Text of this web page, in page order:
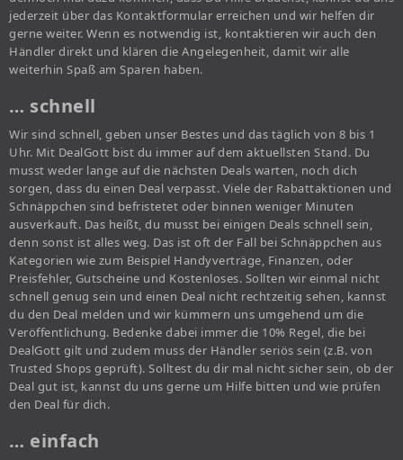
jederzeit über das Kontaktformular erreichen und wir helfen dir
gerne weiter. Wenn es notwendig ist, kontaktieren wir auch den
Händler direkt und klären die Angelegenheit, damit wir alle
weiterhin Spaß am Sparen haben.
… schnell
Wir sind schnell, geben unser Bestes und das täglich von 8 bis 1
Uhr. Mit DealGott bist du immer auf dem aktuellsten Stand. Du
musst weder lange auf die nächsten Deals warten, noch dich
sorgen, dass du einen Deal verpasst. Viele der Rabattaktionen und
Schnäppchen sind befristetet oder binnen weniger Minuten
ausverkauft. Das heißt, du musst bei einigen Deals schnell sein,
denn sonst ist alles weg. Das ist oft der Fall bei Schnäppchen aus
Kategorien wie zum Beispiel Handyverträge, Finanzen, oder
Preisfehler, Gutscheine und Kostenloses. Sollten wir einmal nicht
schnell genug sein und einen Deal nicht rechtzeitig sehen, kannst
du den Deal melden und wir kümmern uns umgehend um die
Veröffentlichung. Bedenke dabei immer die 10% Regel, die bei
DealGott gilt und zudem muss der Händler seriös sein (z.B. von
Trusted Shops geprüft). Solltest du dir mal nicht sicher sein, ob der
Deal gut ist, kannst du uns gerne um Hilfe bitten und wie prüfen
den Deal für dich.
… einfach